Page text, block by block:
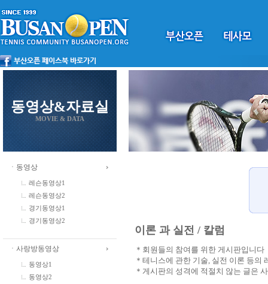
동영상&자료실
MOVIE & DATA
ㆍ동영상
레슨동영상1
레슨동영상2
경기동영상1
경기동영상2
ㆍ사랑방동영상
동영상1
동영상2
이론 과 실전 / 칼럼
＊회원들의 참여를 위한 게시판입니다
＊테니스에 관한 기술, 실전 이론 등의
＊게시판의 성격에 적절치 않는 글은